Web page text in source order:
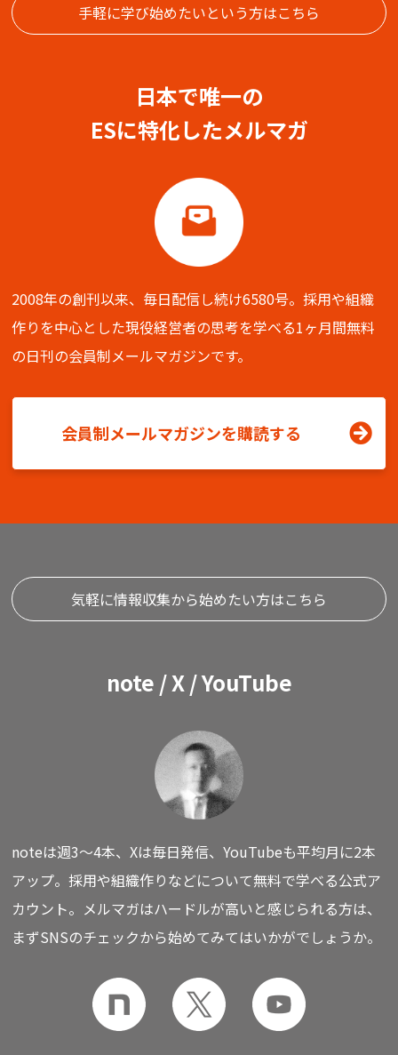
手軽に学び始めたいという方はこちら
日本で唯一の
ESに特化したメルマガ
2008年の創刊以来、毎日配信し続け6580号。採用や組織
作りを中心とした現役経営者の思考を学べる1ヶ月間無料
の日刊の会員制メールマガジンです。
会員制メールマガジンを購読する
気軽に情報収集から始めたい方はこちら
note / X / YouTube
noteは週3〜4本、Xは毎日発信、YouTubeも平均月に2本
アップ。採用や組織作りなどについて無料で学べる公式ア
カウント。 メルマガはハードルが高いと感じられる方は、
まずSNSのチェックから始めてみてはいかがでしょうか。